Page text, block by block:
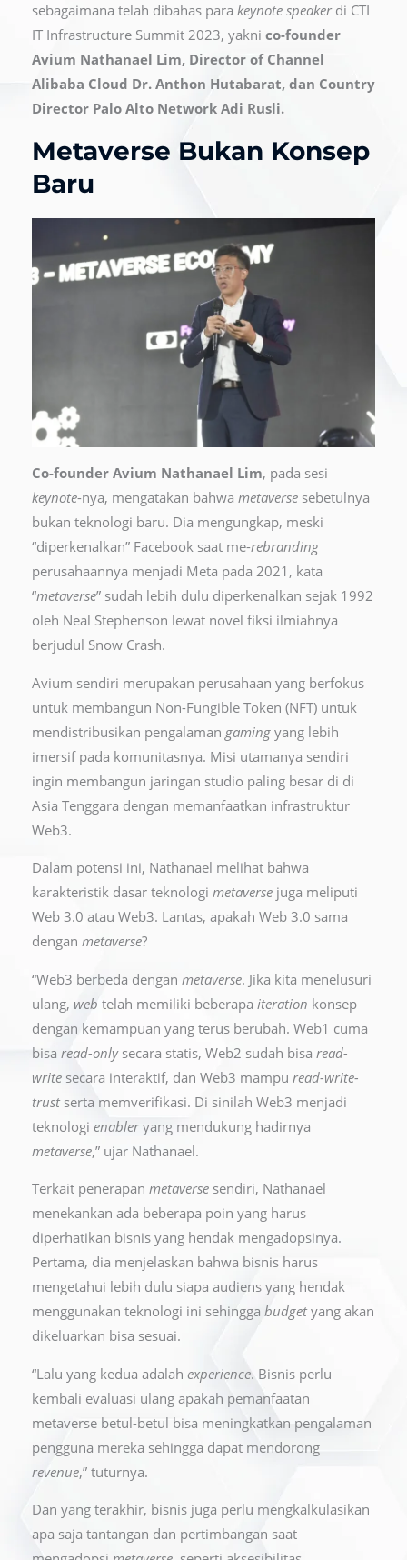
sebagaimana telah dibahas para keynote speakerdi CTI
IT Infrastructure Summit 2023, yakni co-founder
Avium Nathanael Lim, Director of Channel
Alibaba Cloud Dr. Anthon Hutabarat, dan Country
Director Palo Alto Network Adi Rusli.
Metaverse Bukan Konsep
Baru
Co-founder Avium Nathanael Lim, pada sesi
keynote-nya, mengatakan bahwa metaverse sebetulnya
bukan teknologi baru. Dia mengungkap, meski
“diperkenalkan” Facebook saat me-rebranding
perusahaannya menjadi Meta pada 2021, kata
“metaverse” sudah lebih dulu diperkenalkan sejak 1992
oleh Neal Stephenson lewat novel fiksi ilmiahnya
berjudul Snow Crash.
Avium sendiri merupakan perusahaan yang berfokus
untuk membangun Non-Fungible Token (NFT) untuk
mendistribusikan pengalaman gaming yang lebih
imersif pada komunitasnya. Misi utamanya sendiri
ingin membangun jaringan studio paling besar di di
Asia Tenggara dengan memanfaatkan infrastruktur
Web3.
Dalam potensi ini, Nathanael melihat bahwa
karakteristik dasar teknologi metaverse juga meliputi
Web 3.0 atau Web3. Lantas, apakah Web 3.0 sama
dengan metaverse?
“Web3 berbeda dengan metaverse. Jika kita menelusuri
ulang, web telah memiliki beberapa iteration konsep
dengan kemampuan yang terus berubah. Web1 cuma
bisa read-onlysecara statis, Web2 sudah bisa read-
write secara interaktif, dan Web3 mampu read-write-
trustserta memverifikasi. Di sinilah Web3 menjadi
teknologi enableryang mendukung hadirnya
metaverse,” ujar Nathanael.
Terkait penerapan metaverse sendiri, Nathanael
menekankan ada beberapa poin yang harus
diperhatikan bisnis yang hendak mengadopsinya.
Pertama, dia menjelaskan bahwa bisnis harus
mengetahui lebih dulu siapa audiens yang hendak
menggunakan teknologi ini sehingga budgetyang akan
dikeluarkan bisa sesuai.
“Lalu yang kedua adalah experience. Bisnis perlu
kembali evaluasi ulang apakah pemanfaatan
metaverse betul-betul bisa meningkatkan pengalaman
pengguna mereka sehingga dapat mendorong
revenue,” tuturnya.
Dan yang terakhir, bisnis juga perlu mengkalkulasikan
apa saja tantangan dan pertimbangan saat